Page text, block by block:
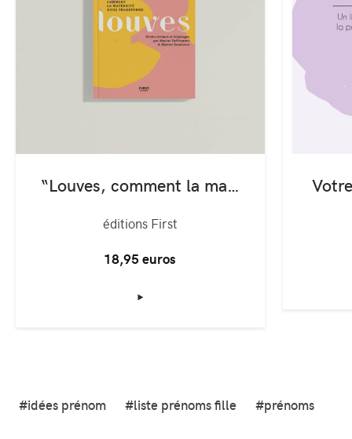
“Louves, comment la maternité nous transforme”
éditions First
18,95 euros
‣
#idées prénom #liste prénoms fille #prénoms